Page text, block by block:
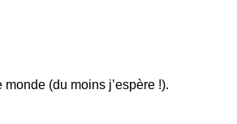
monde (du moins j’espère !).